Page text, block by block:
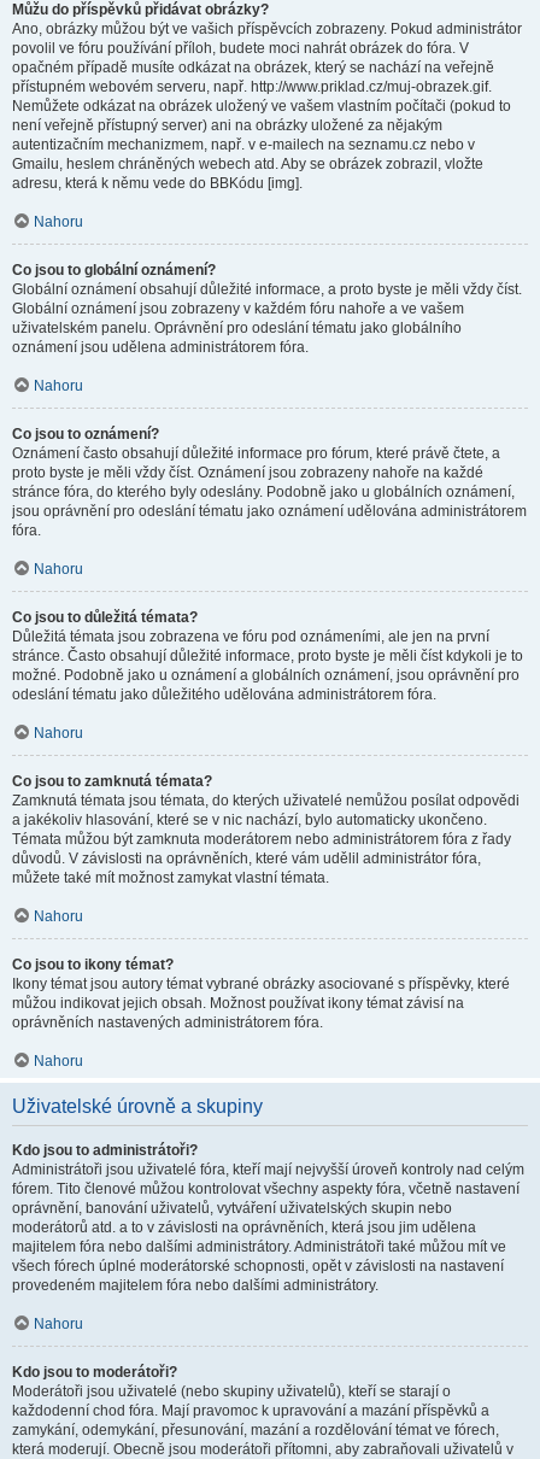
Můžu do příspěvků přidávat obrázky?
Ano, obrázky můžou být ve vašich příspěvcích zobrazeny. Pokud administrátor
povolil ve fóru používání příloh, budete moci nahrát obrázek do fóra. V
opačném případě musíte odkázat na obrázek, který se nachází na veřejně
přístupném webovém serveru, např. http://www.priklad.cz/muj-obrazek.gif.
Nemůžete odkázat na obrázek uložený ve vašem vlastním počítači (pokud to
není veřejně přístupný server) ani na obrázky uložené za nějakým
autentizačním mechanizmem, např. v e-mailech na seznamu.cz nebo v
Gmailu, heslem chráněných webech atd. Aby se obrázek zobrazil, vložte
adresu, která k němu vede do BBKódu [img].
Nahoru
Co jsou to globální oznámení?
Globální oznámení obsahují důležité informace, a proto byste je měli vždy číst.
Globální oznámení jsou zobrazeny v každém fóru nahoře a ve vašem
uživatelském panelu. Oprávnění pro odeslání tématu jako globálního
oznámení jsou udělena administrátorem fóra.
Nahoru
Co jsou to oznámení?
Oznámení často obsahují důležité informace pro fórum, které právě čtete, a
proto byste je měli vždy číst. Oznámení jsou zobrazeny nahoře na každé
stránce fóra, do kterého byly odeslány. Podobně jako u globálních oznámení,
jsou oprávnění pro odeslání tématu jako oznámení udělována administrátorem
fóra.
Nahoru
Co jsou to důležitá témata?
Důležitá témata jsou zobrazena ve fóru pod oznámeními, ale jen na první
stránce. Často obsahují důležité informace, proto byste je měli číst kdykoli je to
možné. Podobně jako u oznámení a globálních oznámení, jsou oprávnění pro
odeslání tématu jako důležitého udělována administrátorem fóra.
Nahoru
Co jsou to zamknutá témata?
Zamknutá témata jsou témata, do kterých uživatelé nemůžou posílat odpovědi
a jakékoliv hlasování, které se v nic nachází, bylo automaticky ukončeno.
Témata můžou být zamknuta moderátorem nebo administrátorem fóra z řady
důvodů. V závislosti na oprávněních, které vám udělil administrátor fóra,
můžete také mít možnost zamykat vlastní témata.
Nahoru
Co jsou to ikony témat?
Ikony témat jsou autory témat vybrané obrázky asociované s příspěvky, které
můžou indikovat jejich obsah. Možnost používat ikony témat závisí na
oprávněních nastavených administrátorem fóra.
Nahoru
Uživatelské úrovně a skupiny
Kdo jsou to administrátoři?
Administrátoři jsou uživatelé fóra, kteří mají nejvyšší úroveň kontroly nad celým
fórem. Tito členové můžou kontrolovat všechny aspekty fóra, včetně nastavení
oprávnění, banování uživatelů, vytváření uživatelských skupin nebo
moderátorů atd. a to v závislosti na oprávněních, která jsou jim udělena
majitelem fóra nebo dalšími administrátory. Administrátoři také můžou mít ve
všech fórech úplné moderátorské schopnosti, opět v závislosti na nastavení
provedeném majitelem fóra nebo dalšími administrátory.
Nahoru
Kdo jsou to moderátoři?
Moderátoři jsou uživatelé (nebo skupiny uživatelů), kteří se starají o
každodenní chod fóra. Mají pravomoc k upravování a mazání příspěvků a
zamykání, odemykání, přesunování, mazání a rozdělování témat ve fórech,
která moderují. Obecně jsou moderátoři přítomni, aby zabraňovali uživatelů v